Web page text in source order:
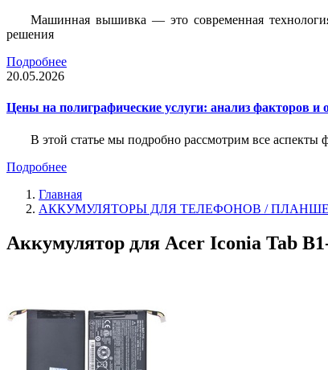
Машинная вышивка — это современная
решения
Подробнее
20.05.2026
Цены на полиграфические услуги: анализ факторов и
В этой статье мы подробно рассмотрим все
Подробнее
Главная
АККУМУЛЯТОРЫ ДЛЯ ТЕЛЕФОНОВ /
Аккумулятор для Acer Iconia Tab